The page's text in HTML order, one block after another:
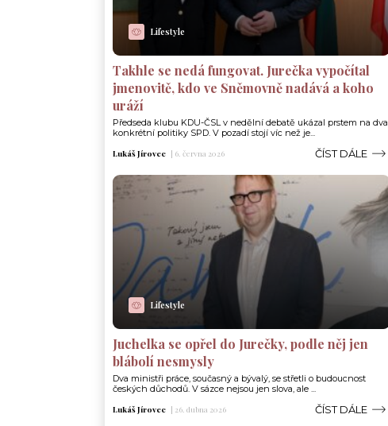
Lifestyle
Takhle se nedá fungovat. Jurečka vypočítal
jmenovitě, kdo ve Sněmovně nadává a koho
uráží
Předseda klubu KDU-ČSL v nedělní debatě ukázal prstem na dva
konkrétní politiky SPD. V pozadí stojí víc než je...
Lukáš Jírovec | 6. června 2026 ČÍST DÁLE
Lifestyle
Juchelka se opřel do Jurečky, podle něj jen
blábolí nesmysly
Dva ministři práce, současný a bývalý, se střetli o budoucnost
českých důchodů. V sázce nejsou jen slova, ale ...
Lukáš Jírovec | 26. dubna 2026 ČÍST DÁLE